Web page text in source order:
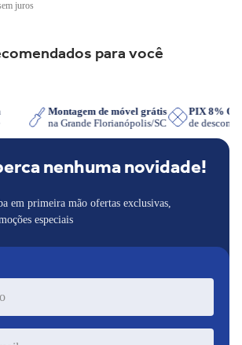
juros
para você
Montagem de móvel grátis
na Grande Florianópolis/SC
PIX 8%
de
nenhuma novidade!
em primeira mão ofertas exclusivas,
especiais